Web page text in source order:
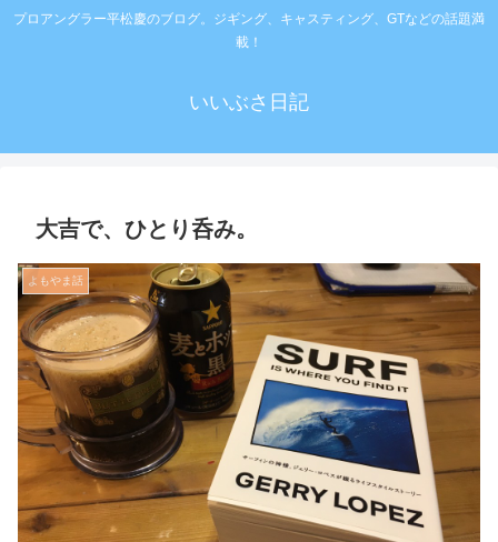
プロアングラー平松慶のブログ。ジギング、キャスティング、GTなどの話題満
載！
いいぶさ日記
大吉で、ひとり呑み。
よもやま話